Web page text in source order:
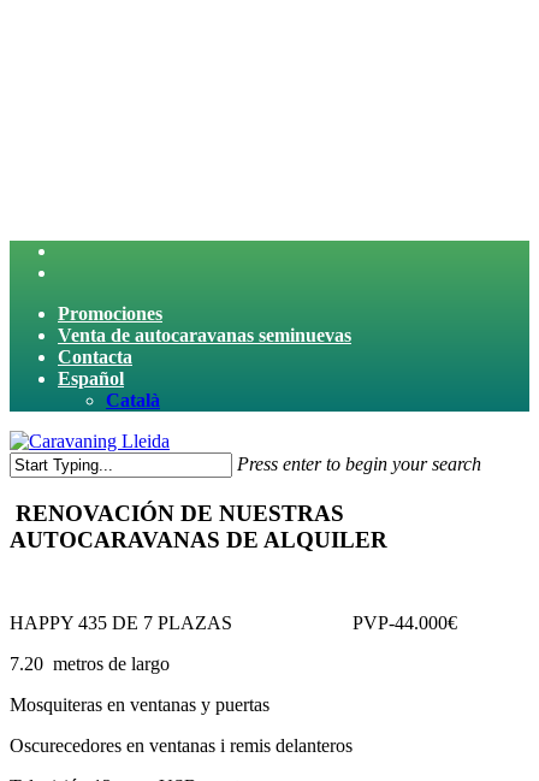
Promociones
Venta de autocaravanas seminuevas
Contacta
Español
Català
search
Menu
Press enter to begin your search
Search
RENOVACIÓN DE NUESTRAS
AUTOCARAVANAS DE ALQUILER
HAPPY 435 DE 7 PLAZAS PVP-44.000€
7.20 metros de largo
Mosquiteras en ventanas y puertas
Oscurecedores en ventanas i remis delanteros